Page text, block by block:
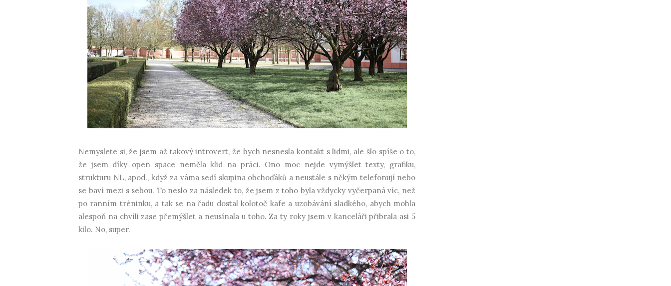
Nemyslete si, že jsem až takový introvert, že bych nesnesla kontakt s lidmi, ale šlo spíše o to,
že jsem díky open space neměla klid na práci. Ono moc nejde vymýšlet texty, grafiku,
strukturu NL, apod., když za váma sedí skupina obchoďáků a neustále s někým telefonují nebo
se baví mezi s sebou. To neslo za následek to, že jsem z toho byla vždycky vyčerpaná víc, než
po ranním tréninku, a tak se na řadu dostal kolotoč kafe a uzobávání sladkého, abych mohla
alespoň na chvíli zase přemýšlet a neusínala u toho. Za ty roky jsem v kanceláři přibrala asi 5
kilo. No, super.